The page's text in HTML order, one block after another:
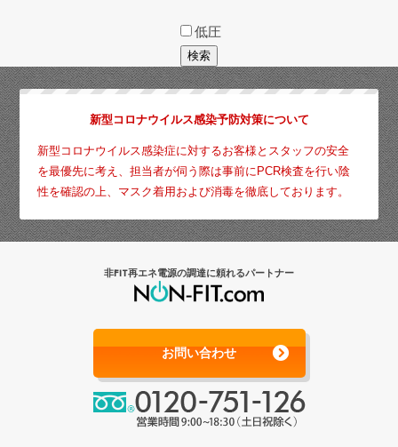
低圧
新型コロナウイルス感染予防対策について
新型コロナウイルス感染症に対するお客様とスタッフの安全
を最優先に考え、担当者が伺う際は事前にPCR検査を行い陰
性を確認の上、マスク着用および消毒を徹底しております。
非FIT再エネ電源の調達に頼れるパートナー
お問い合わせ